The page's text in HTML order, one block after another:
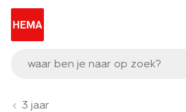
waar ben je naar op zoek?
3 jaar